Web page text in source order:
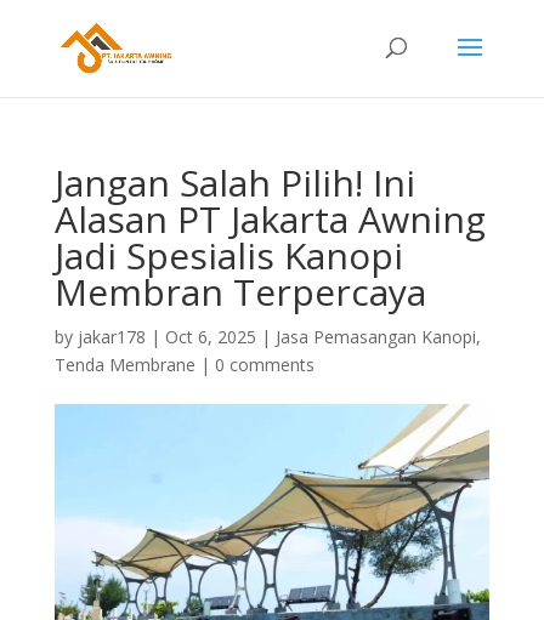
Jangan Salah Pilih! Ini
Alasan PT Jakarta Awning
Jadi Spesialis Kanopi
Membran Terpercaya
by jakar178 | Oct 6, 2025 | Jasa Pemasangan Kanopi,
Tenda Membrane | 0 comments